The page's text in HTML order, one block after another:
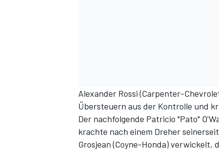
SPORTWAGEN
Alexander Rossi (Carpenter-
Übersteuern aus der Kontrolle und
Der nachfolgende Patricio "Pato"
krachte nach einem Dreher
Grosjean (Coyne-Honda) verwickelt,